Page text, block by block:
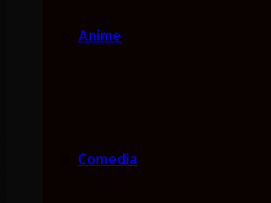
Anime
Comedia